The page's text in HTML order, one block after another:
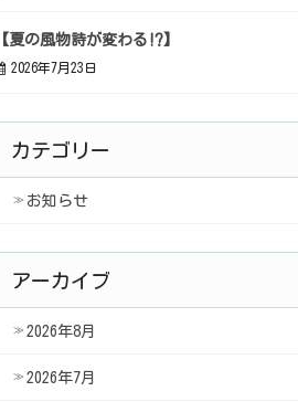
【夏の風物詩が変わる⁉】
2026年7月23日
カテゴリー
お知らせ
アーカイブ
2026年8月
2026年7月